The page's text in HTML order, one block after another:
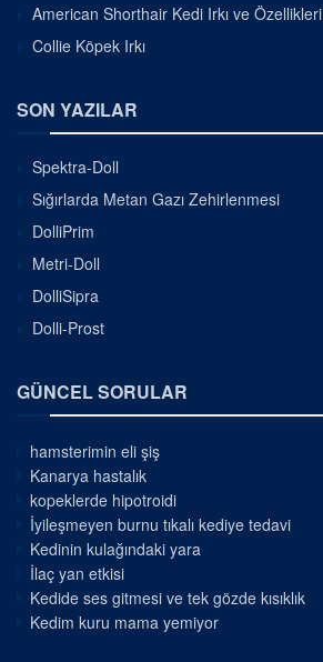
American Shorthair Kedi Irkı ve Özellikleri
Collie Köpek Irkı
SON YAZILAR
Spektra-Doll
Sığırlarda Metan Gazı Zehirlenmesi
DolliPrim
Metri-Doll
DolliSipra
Dolli-Prost
GÜNCEL SORULAR
hamsterimin eli şiş
Kanarya hastalık
kopeklerde hipotroidi
İyileşmeyen burnu tıkalı kediye tedavi
Kedinin kulağındaki yara
İlaç yan etkisi
Kedide ses gitmesi ve tek gözde kısıklık
Kedim kuru mama yemiyor